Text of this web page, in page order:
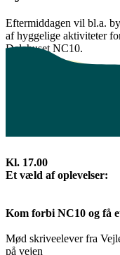
Eftermiddagen vil bl.a.
af hyggelige aktiviteter
Delehuset NC10.
Kl. 17.00
Et væld af oplevelser:
Kom forbi NC10 og få
Mød skriveelever fra
på vejen